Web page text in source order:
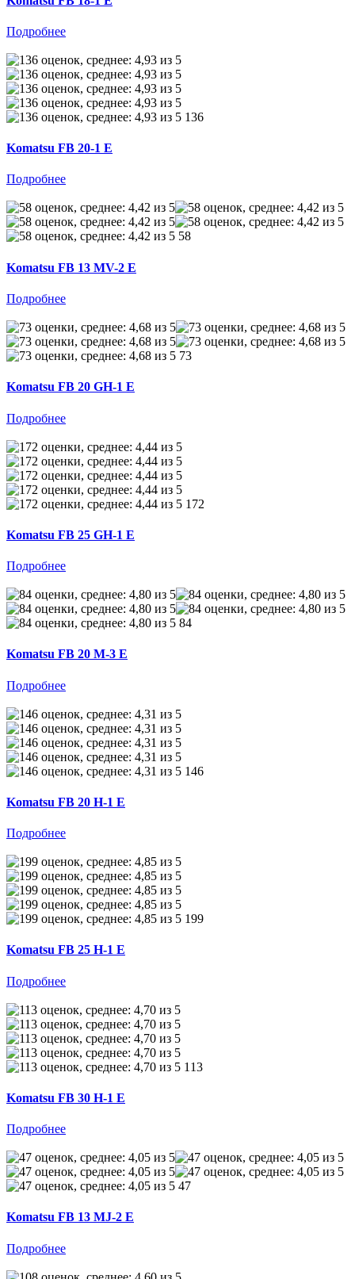
Подробнее
136
Komatsu FB 20-1 E
Подробнее
58
Komatsu FB 13 MV-2 E
Подробнее
73
Komatsu FB 20 GH-1 E
Подробнее
172
Komatsu FB 25 GH-1 E
Подробнее
84
Komatsu FB 20 M-3 E
Подробнее
146
Komatsu FB 20 H-1 E
Подробнее
199
Komatsu FB 25 H-1 E
Подробнее
113
Komatsu FB 30 H-1 E
Подробнее
47
Komatsu FB 13 MJ-2 E
Подробнее